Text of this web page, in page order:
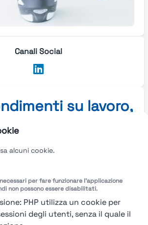
alcuni cookie.
per fare funzionare l'applicazione
non possono essere disabilitati.
PHP utilizza un cookie per
degli utenti, senza il quale il
Canali Social
su lavoro,
carriera in Italia
del blog disponibile al
momento.